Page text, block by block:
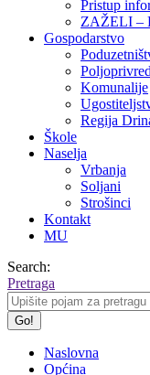
Pristup
ZAŽELI –
Gospodarstvo
Komunalije
Regija
Škole
Naselja
Vrbanja
Soljani
Strošinci
Kontakt
MU
Search:
Pretraga
Naslovna
Općina